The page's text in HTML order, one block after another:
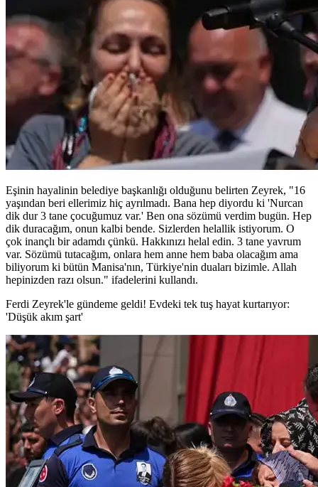
Eşinin hayalinin belediye başkanlığı olduğunu belirten Zeyrek, "16
yaşından beri ellerimiz hiç ayrılmadı. Bana hep diyordu ki 'Nurcan
dik dur 3 tane çocuğumuz var.' Ben ona sözümü verdim bugün. Hep
dik duracağım, onun kalbi bende. Sizlerden helallik istiyorum. O
çok inançlı bir adamdı çünkü. Hakkınızı helal edin. 3 tane yavrum
var. Sözümü tutacağım, onlara hem anne hem baba olacağım ama
biliyorum ki bütün Manisa'nın, Türkiye'nin duaları bizimle. Allah
hepinizden razı olsun." ifadelerini kullandı.
Ferdi Zeyrek'le gündeme geldi! Evdeki tek tuş hayat kurtarıyor:
'Düşük akım şart'